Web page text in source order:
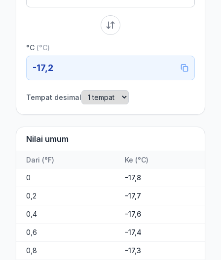
°C (°C)
-17,2
Tempat desimal
Nilai umum
Dari (°F) Ke (°C)
0 -17,8
0,2 -17,7
0,4 -17,6
0,6 -17,4
0,8 -17,3